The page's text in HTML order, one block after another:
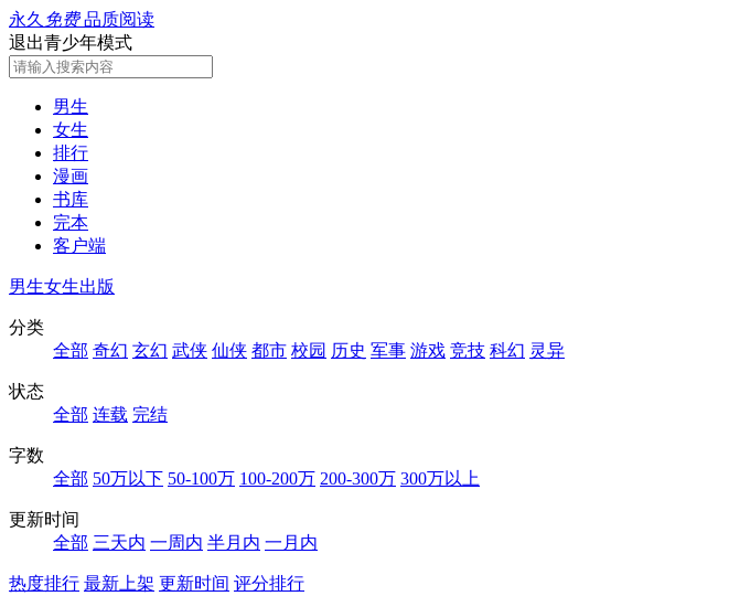
永久 免费品质阅读
退出青少年模式
男生
女生
排行
漫画
书库
完本
客户端
男生女生出版
分类
全部 奇幻 玄幻 武侠 仙侠 都市 校园 历史 军事 游戏 竞技 科幻 灵异
状态
全部 连载 完结
字数
全部 50万以下 50-100万 100-200万 200-300万 300万以上
更新时间
全部 三天内 一周内 半月内 一月内
热度排行 最新上架 更新时间 评分排行